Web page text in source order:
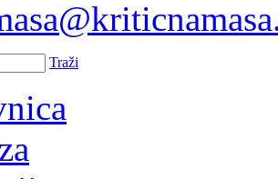
Traži